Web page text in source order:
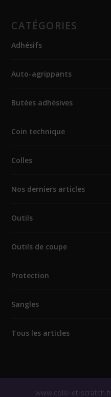
CATÉGORIES
Adhésifs
Auto-agrippants
Butées adhésives
Coin technique
Colles
Nos derniers articles
Outils
Outils de coupe
Protection
Sangles
Tous les articles
www.colle-et-